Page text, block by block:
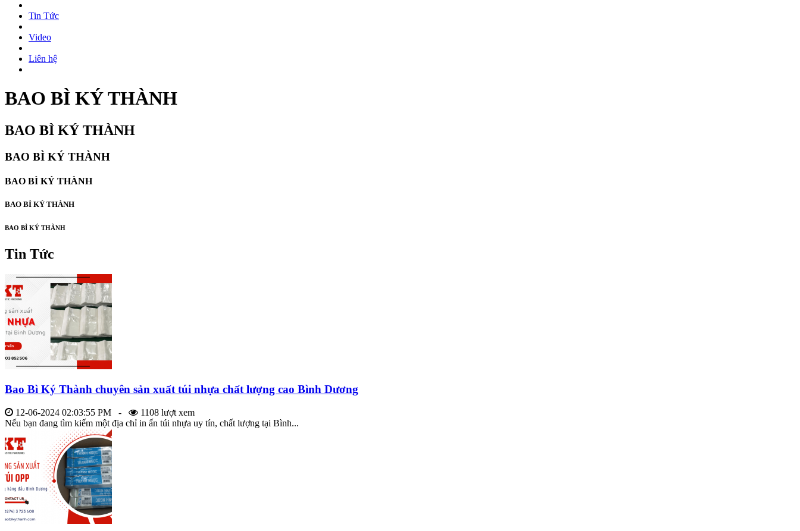
Tin Tức
Video
Liên hệ
BAO BÌ KÝ THÀNH
BAO BÌ KÝ THÀNH
BAO BÌ KÝ THÀNH
BAO BÌ KÝ THÀNH
BAO BÌ KÝ THÀNH
BAO BÌ KÝ THÀNH
Tin Tức
Bao Bì Ký Thành chuyên sản xuất túi nhựa chất lượng cao Bình Dương
12-06-2024 02:03:55 PM -
1108 lượt xem
Nếu bạn đang tìm kiếm một địa chỉ in ấn túi nhựa uy tín, chất lượng tại Bình...